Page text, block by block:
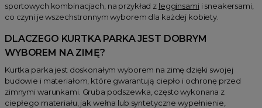
sportowych kombinacjach, na przykład z legginsamii sneakersami,
co czyni je wszechstronnym wyborem dla każdej kobiety.
DLACZEGO KURTKA PARKA JEST DOBRYM
WYBOREM NA ZIMĘ?
Kurtka parka jest doskonałym wyborem na zimę dzięki swojej
budowie i materiałom, które gwarantują ciepło i ochronę przed
zimnymi warunkami. Gruba podszewka, często wykonana z
ciepłego materiału, jak wełna lub syntetyczne wypełnienie,